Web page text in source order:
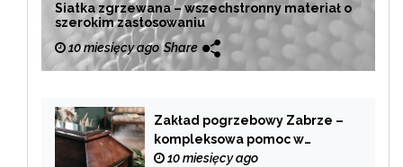
Siatka zgrzewana – wszechstronny materiał o
szerokim zastosowaniu
10 miesięcy ago Share
Zakład pogrzebowy Zabrze –
kompleksowa pomoc w
trudnych chwilach
10 miesięcy ago